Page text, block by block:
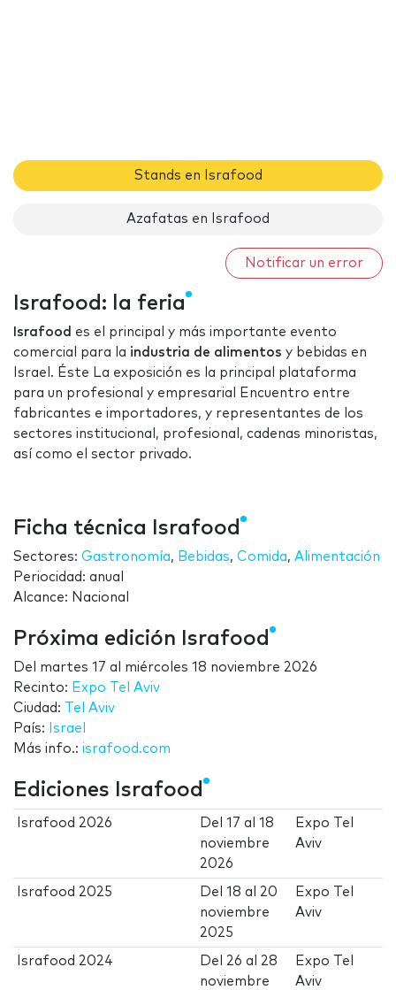
Stands en Israfood
Azafatas en Israfood
Notificar un error
Israfood: la feria
Israfood es el principal y más importante evento
comercial para la industria de alimentos y bebidas en
Israel. Éste La exposición es la principal plataforma
para un profesional y empresarial Encuentro entre
fabricantes e importadores, y representantes de los
sectores institucional, profesional, cadenas minoristas,
así como el sector privado.
Ficha técnica Israfood
Sectores: Gastronomía, Bebidas, Comida, Alimentación
Periocidad: anual
Alcance: Nacional
Próxima edición Israfood
Del martes 17 al miércoles 18 noviembre 2026
Recinto: Expo Tel Aviv
Ciudad:
Tel Aviv
País:
Israel
Más info.: israfood.com
Ediciones Israfood
Israfood 2026 Del17 al18
noviembre
2026
Expo Tel
Aviv
Israfood 2025 Del18 al 20
noviembre
2025
Expo Tel
Aviv
Israfood 2024 Del 26 al 28
noviembre
Expo Tel
Aviv